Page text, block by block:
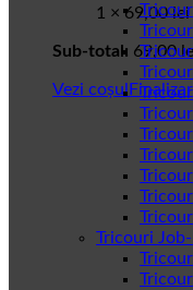
1 ×69,00lei
Sub-total: 69,00
Vezi coșul
Tricouri